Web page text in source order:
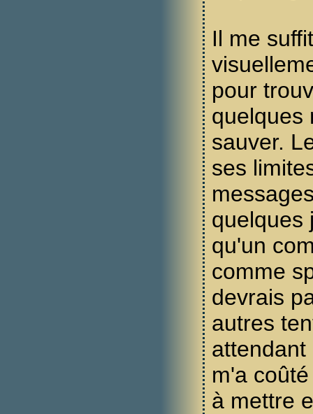
Il me
pour
quelques
sauver.
ses
quelques
qu'un
comme
devrais
autres
m'a
à mettre